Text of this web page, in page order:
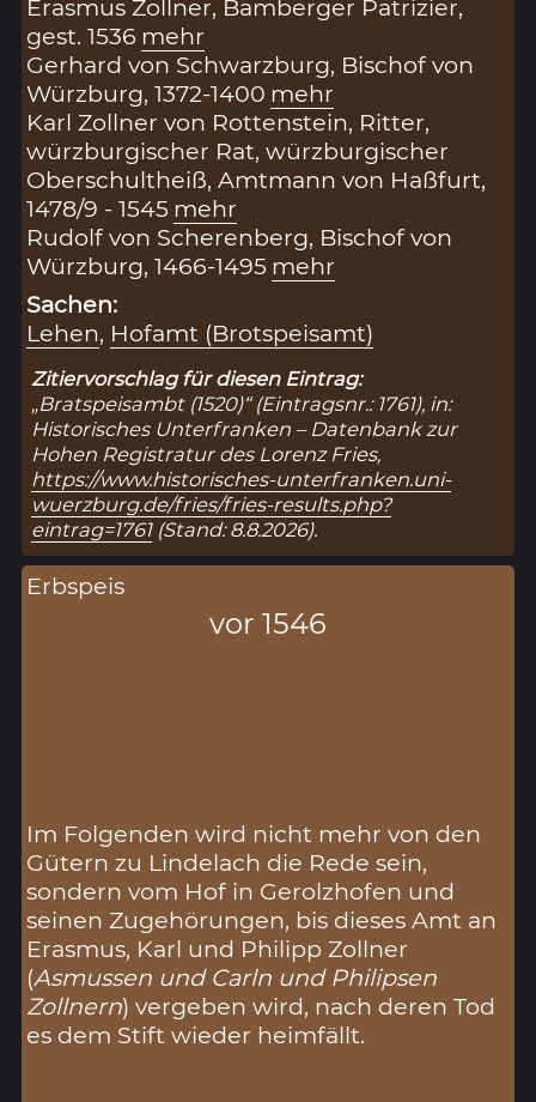
Erasmus Zollner, Bamberger Patrizier,
gest. 1536 mehr
Gerhard von Schwarzburg, Bischof von
Würzburg, 1372-1400 mehr
Karl Zollner von Rottenstein, Ritter,
würzburgischer Rat, würzburgischer
Oberschultheiß, Amtmann von Haßfurt,
1478/9 - 1545 mehr
Rudolf von Scherenberg, Bischof von
Würzburg, 1466-1495 mehr
Sachen:
Lehen, Hofamt (Brotspeisamt)
Zitiervorschlag für diesen Eintrag:
„Bratspeisambt (1520)“ (Eintragsnr.: 1761), in:
Historisches Unterfranken – Datenbank zur
Hohen Registratur des Lorenz Fries,
https://www.historisches-unterfranken.uni-
wuerzburg.de/fries/fries-results.php?
eintrag=1761(Stand: 8.8.2026).
Erbspeis
vor 1546
Im Folgenden wird nicht mehr von den
Gütern zu Lindelach die Rede sein,
sondern vom Hof in Gerolzhofen und
seinen Zugehörungen, bis dieses Amt an
Erasmus, Karl und Philipp Zollner
(Asmussen und Carln und Philipsen
Zollnern) vergeben wird, nach deren Tod
es dem Stift wieder heimfällt.